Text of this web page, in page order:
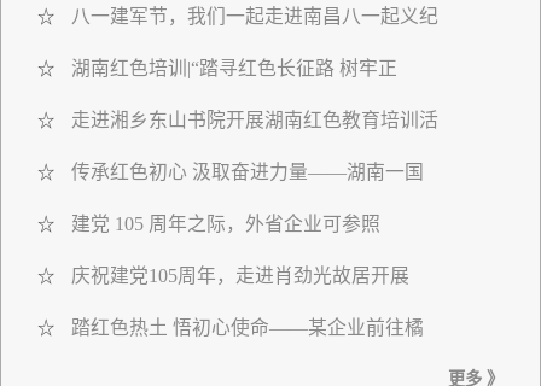
☆ 八一建军节，我们一起走进南昌八一起义纪
☆ 湖南红色培训|“踏寻红色长征路 树牢正
☆ 走进湘乡东山书院开展湖南红色教育培训活
☆ 传承红色初心 汲取奋进力量——湖南一国
☆ 建党 105 周年之际，外省企业可参照
☆ 庆祝建党105周年，走进肖劲光故居开展
☆ 踏红色热土 悟初心使命——某企业前往橘
更多 》